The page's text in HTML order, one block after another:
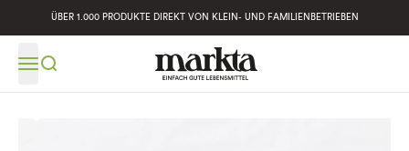
ÜBER 1.000 PRODUKTE DIREKT VON KLEIN- UND FAMILIENBETRIEBEN